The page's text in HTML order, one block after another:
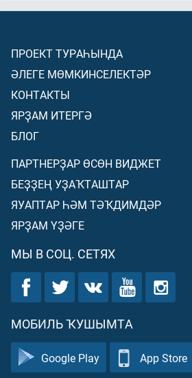
ПРОЕКТ ТУРАҺЫНДА
ӘЛЕГЕ МӨМКИНСЕЛЕКТӘР
КОНТАКТЫ
ЯРҘАМ ИТЕРГӘ
БЛОГ
ПАРТНЕРҘАР ӨСӨН ВИДЖЕТ
БЕҘҘЕҢ УҘАҠТАШТАР
ЯУАПТАР ҺӘМ ТӘҠДИМДӘР
ЯРҘАМ ҮҘӘГЕ
МЫ В СОЦ. СЕТЯХ
МОБИЛЬ ҠУШЫМТА
Google Play App Store